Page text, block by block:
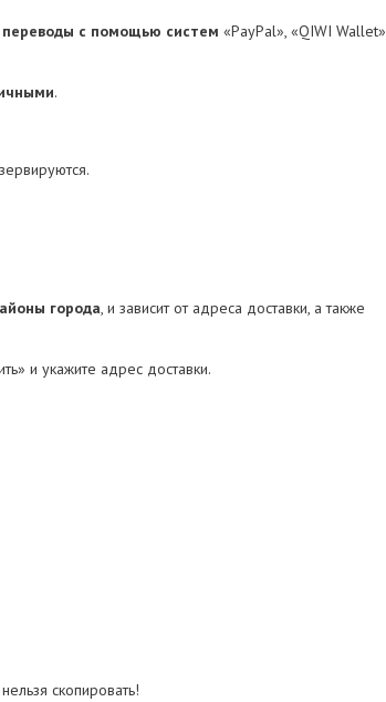
переводы с помощью систем «PayPal», «QIWI Wallet»
.
города, и зависит от адреса доставки, а также
и укажите адрес доставки.
скопировать!